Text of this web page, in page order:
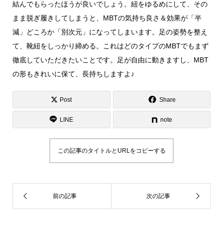
結んでもらったほうが良いでしょう。紐をゆるめにして、その
まま脱ぎ履きしてしまうと、MBTの気持ち良さ＆効果が「半
減」どころか「別次元」になってしまいます。足の姿勢を整え
て、靴紐をしっかり締める。これはどのタイプのMBTでもまず
徹底していただきたいことです。足が自由に動きますし、MBT
の形もきれいに保て、長持ちしますよ♪
Post Share
LINE note
この記事のタイトルとURLをコピーする